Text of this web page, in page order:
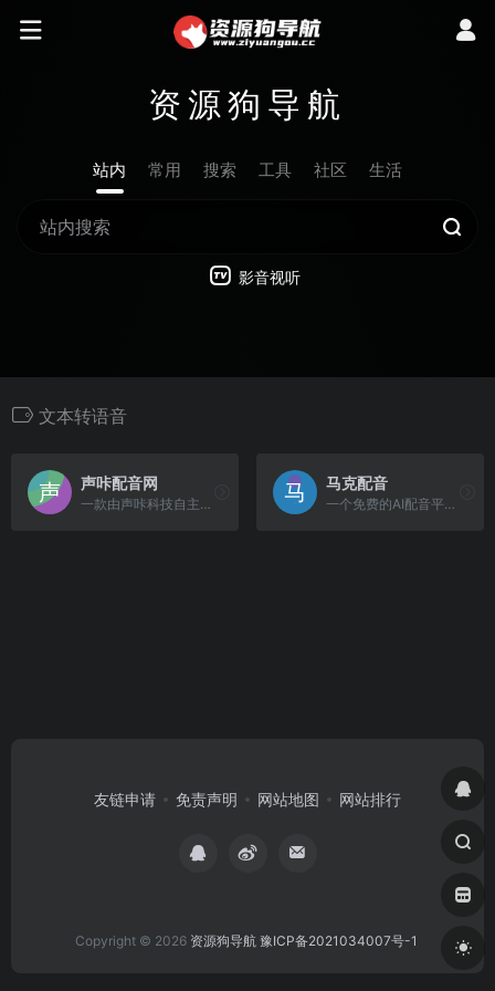
资源狗导航
站内 常用 搜索 工具 社区 生活
影音视听
文本转语音
声咔配音网
一款由声咔科技自主研发的在线智能语音合成配音工具。
马克配音
一个免费的AI配音平台，可以将文本转换成语音。
友链申请 免责声明 网站地图 网站排行
Copyright © 2026 资源狗导航 豫ICP备2021034007号-1